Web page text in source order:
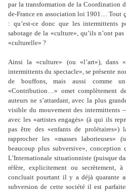
par la transformation de la Coordination
de-France en association loi 1901… Tout
: qu’est-ce donc que les intermittents
sabotage de la «culture», qu’ils n’ont
«culturelle» ?
Ainsi la «culture» (ou «l’art»), dans
intermittents du spectacle», se présente
de bouffons, mais aussi comme
«Contribution…» omet complètement
auteurs ne s’attardant, avec la plus
visible du mouvement des intermittents
avec les «artistes engagés» (à qui ils
pas être des «enfants de
rapprocher les «masses laborieuses»
beaucoup plus subversive», conception
L’Internationale situationniste (puisque
réfère, explicitement ou secrètement,
concluait pourtant il y a déjà quarante
subversion de cette société il est